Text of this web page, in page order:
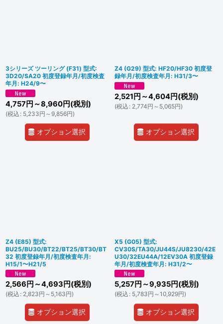
3シリーズ ツーリング (F31) 型式:
3D20/SA20 初度登録年月/初度検査
年月: H24/9〜
4,757 円 ～8,960円(税別)
(税込 : 5,233円 ～9,856円)
オプション選択
Z4 (G29) 型式: HF20/HF30 初度登
録年月/初度検査年月: H31/3〜
2,521 円 ～4,604円(税別)
(税込 : 2,774円 ～5,065円)
オプション選択
Z4 (E85) 型式:
BU25/BU30/BT22/BT25/BT30/BT
32 初度登録年月/初度検査年月:
H15/1〜H21/5
2,566 円 ～4,693 円(税別)
(税込 : 2,823円 ～5,163円)
オプション選択
X5 (G05) 型式:
CV30S/TA30/JU44S/JU8230/42E
U30/32EU44A/12EV30A 初度登録
年月/初度検査年月: H31/2〜
5,257 円 ～9,935円(税別)
(税込 : 5,783円 ～10,929円)
オプション選択